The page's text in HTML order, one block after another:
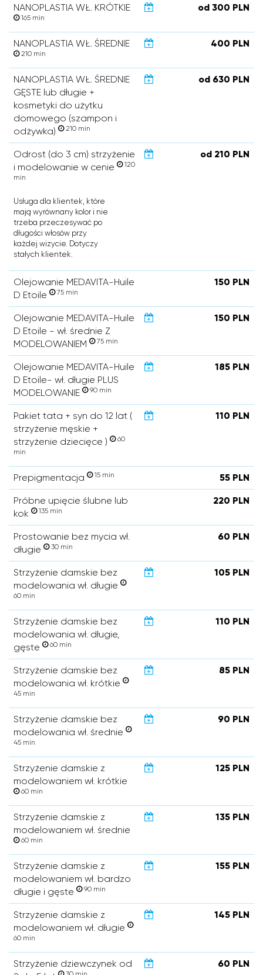
NANOPLASTIA WŁ. KRÓTKIE
165 min
od 300 PLN
NANOPLASTIA WŁ. ŚREDNIE
210 min
400 PLN
NANOPLASTIA WŁ. ŚREDNIE
GĘSTE lub długie +
kosmetyki do użytku
domowego (szampon i
odżywka)
210 min
od 630 PLN
Odrost (do 3 cm) strzyżenie
i modelowanie w cenie
120
min
od 210 PLN
Usługa dla klientek, które
mają wyrównany kolor i nie
trzeba przeczesywać po
długości włosów przy
każdej wizycie. Dotyczy
stałych klientek.
Olejowanie MEDAVITA-Huile
D Etoile
75 min
150 PLN
Olejowanie MEDAVITA-Huile
D Etoile - wł. średnie Z
MODELOWANIEM
75 min
150 PLN
Olejowanie MEDAVITA-Huile
D Etoile- wł. długie PLUS
MODELOWANIE
90 min
185 PLN
Pakiet tata + syn do 12 lat (
strzyżenie męskie +
strzyżenie dziecięce )
60
min
110 PLN
Prepigmentacja 15 min 55 PLN
Próbne upięcie ślubne lub
kok
135 min
220 PLN
Prostowanie bez mycia wł.
długie
30 min
60 PLN
Strzyżenie damskie bez
modelowania wł. długie
60 min
105 PLN
Strzyżenie damskie bez
modelowania wł. długie,
gęste
60 min
110 PLN
Strzyżenie damskie bez
modelowania wł. krótkie
45 min
85 PLN
Strzyżenie damskie bez
modelowania wł. średnie
45 min
90 PLN
Strzyżenie damskie z
modelowaniem wł. krótkie
60 min
125 PLN
Strzyżenie damskie z
modelowaniem wł. średnie
60 min
135 PLN
Strzyżenie damskie z
modelowaniem wł. bardzo
długie i gęste
90 min
155 PLN
Strzyżenie damskie z
modelowaniem wł. długie
60 min
145 PLN
Strzyżenie dziewczynek od
60 PLN